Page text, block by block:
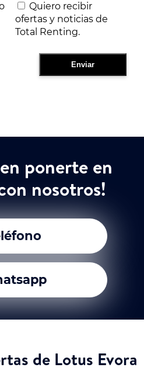
Quiero recibir
ofertas y noticias de
Total Renting.
ponerte en
nosotros!
de Lotus Evora